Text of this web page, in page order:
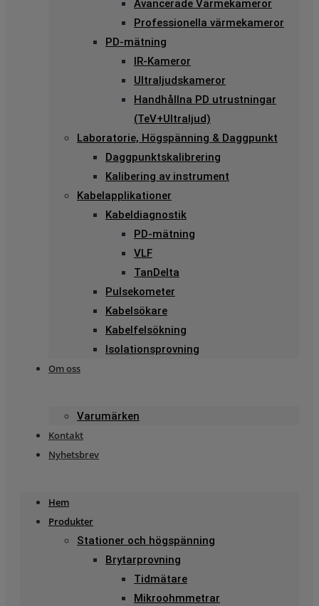
Avancerade Värmekameror
Professionella värmekameror
PD-mätning
IR-Kameror
Ultraljudskameror
Handhållna PD utrustningar
(TeV+Ultraljud)
Laboratorie, Högspänning & Daggpunkt
Daggpunktskalibrering
Kalibering av instrument
Kabelapplikationer
Kabeldiagnostik
PD-mätning
VLF
TanDelta
Pulsekometer
Kabelsökare
Kabelfelsökning
Isolationsprovning
Om oss
Varumärken
Kontakt
Nyhetsbrev
Hem
Produkter
Stationer och högspänning
Brytarprovning
Tidmätare
Mikroohmmetrar